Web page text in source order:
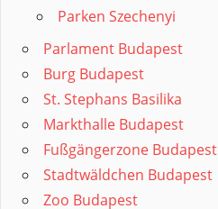
Parken Szechenyi
Parlament Budapest
Burg Budapest
St. Stephans Basilika
Markthalle Budapest
Fußgängerzone Budapest
Stadtwäldchen Budapest
Zoo Budapest